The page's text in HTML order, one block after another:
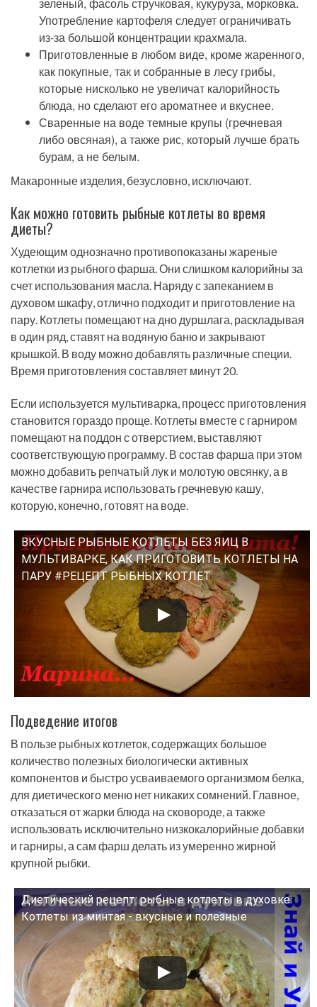
Употребление картофеля следует ограничивать
из-за большой концентрации крахмала.
Приготовленные в любом виде, кроме жаренного,
как покупные, так и собранные в лесу грибы,
которые нисколько не увеличат калорийность
блюда, но сделают его ароматнее и вкуснее.
Сваренные на воде темные крупы (гречневая
либо овсяная), а также рис, который лучше брать
бурам, а не белым.
Макаронные изделия, безусловно, исключают.
Как можно готовить рыбные котлеты во время
диеты?
Худеющим однозначно противопоказаны жареные
котлетки из рыбного фарша. Они слишком калорийны за
счет использования масла. Наряду с запеканием в
духовом шкафу, отлично подходит и приготовление на
пару. Котлеты помещают на дно дуршлага, раскладывая
в один ряд, ставят на водяную баню и закрывают
крышкой. В воду можно добавлять различные специи.
Время приготовления составляет минут 20.
Если используется мультиварка, процесс приготовления
становится гораздо проще. Котлеты вместе с гарниром
помещают на поддон с отверстием, выставляют
соответствующую программу. В состав фарша при этом
можно добавить репчатый лук и молотую овсянку, а в
качестве гарнира использовать гречневую кашу,
которую, конечно, готовят на воде.
ВКУСНЫЕ РЫБНЫЕ КОТЛЕТЫ БЕЗ ЯИЦ В
МУЛЬТИВАРКЕ, КАК ПРИГОТОВИТЬ КОТЛЕТЫ НА
ПАРУ #РЕЦЕПТ РЫБНЫХ КОТЛЕТ
Смотрите это видео на YouTube
Подведение итогов
В пользе рыбных котлеток, содержащих большое
количество полезных биологически активных
компонентов и быстро усваиваемого организмом белка,
для диетического меню нет никаких сомнений. Главное,
отказаться от жарки блюда на сковороде, а также
использовать исключительно низкокалорийные добавки
и гарниры, а сам фарш делать из умеренно жирной
крупной рыбки.
Диетический рецепт: рыбные котлеты в духовке.
Котлеты из минтая - вкусные и полезные
Смотрите это видео на YouTube